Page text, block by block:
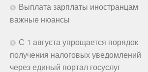
Выплата зарплаты иностранцам:
важные нюансы
С 1 августа упрощается порядок
получения налоговых уведомлений
через единый портал госуслуг